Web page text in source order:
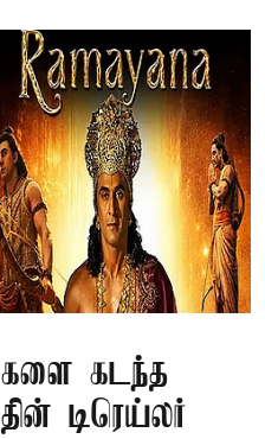
கடந்த
டிரெய்லர்